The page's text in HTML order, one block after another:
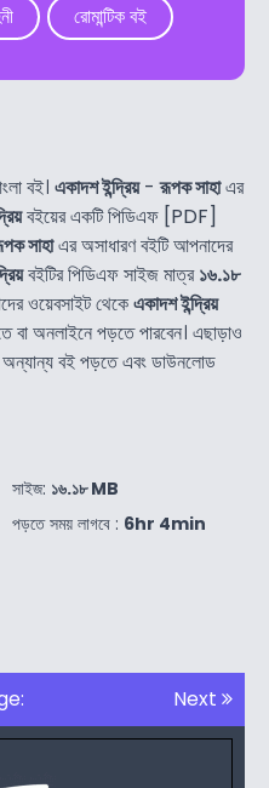
রোমান্টিক বই
বই। একাদশ ইন্দ্রিয়-রূপক সাহাএর
বইয়ের একটি পিডিএফ [PDF]
সাহাএর অসাধারণ বইটি আপনাদের
বইটির পিডিএফ সাইজ মাত্র১৬.১৮
ওয়েবসাইট থেকেএকাদশ ইন্দ্রিয়
অনলাইনে পড়তে পারবেন। এছাড়াও
অন্যান্য বই পড়তে এবং ডাউনলোড
সাইজ: ১৬.১৮ MB
পড়তে সময় লাগবে : 6hr 4min
Next